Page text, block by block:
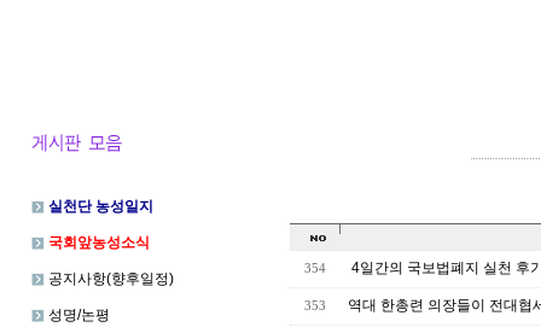
실천단 농성일지
국회앞농성소식
공지사항(향후일정)
성명/논평
354 4일간의 국보법폐지 실천 후
353 역대 한총련 의장들이 전대협